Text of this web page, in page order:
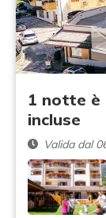
1 notte è
incluse
Valida dal